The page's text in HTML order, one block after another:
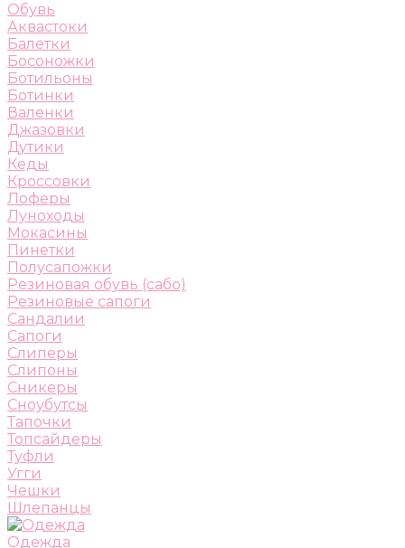
Обувь
Аквастоки
Балетки
Босоножки
Ботильоны
Ботинки
Валенки
Джазовки
Дутики
Кеды
Кроссовки
Лоферы
Луноходы
Мокасины
Пинетки
Полусапожки
Резиновая обувь (сабо)
Резиновые сапоги
Сандалии
Сапоги
Слиперы
Слипоны
Сникеры
Сноубутсы
Тапочки
Топсайдеры
Туфли
Угги
Чешки
Шлепанцы
Одежда